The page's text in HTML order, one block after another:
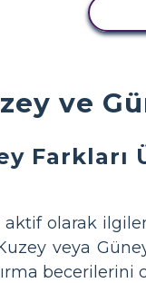
ve
Farkları
olarak
veya